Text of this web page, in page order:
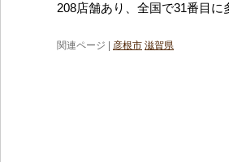
208店舗あり、全国で31番目
関連ページ | 彦根市 滋賀県